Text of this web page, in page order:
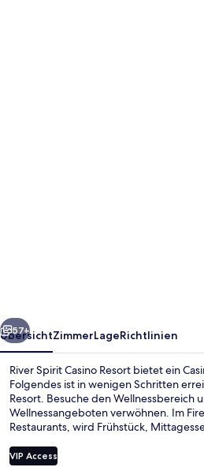
Weiter
57+
ÜbersichtZimmerLageRichtlinien
River Spirit Casino Resort bietet ein
Folgendes ist in wenigen Schritten
Resort. Besuche den Wellnessbereich
Wellnessangeboten verwöhnen. Im
Restaurants, wird Frühstück,
kostenloser Flughafentransfer und eine
VIP Access